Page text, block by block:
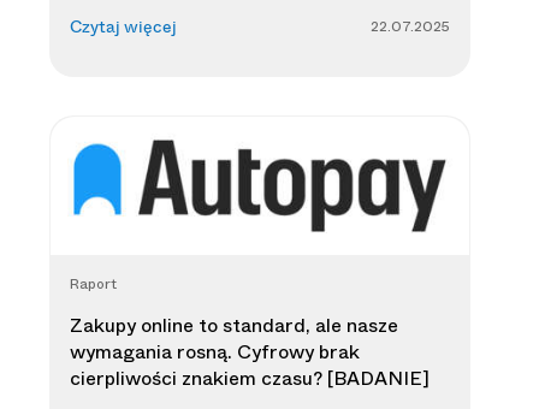
Czytaj więcej 22.07.2025
Raport
Zakupy online to standard, ale nasze
wymagania rosną. Cyfrowy brak
cierpliwości znakiem czasu? [BADANIE]